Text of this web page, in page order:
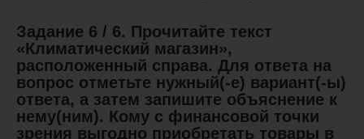
Задание 6 / 6. Прочитайте текст
«Климатический магазин»,
расположенный справа. Для ответа на
вопрос отметьте нужный(-е) вариант(-ы)
ответа, а затем запишите объяснение к
нему(ним). Кому с финансовой точки
зрения выгодно приобретать товары в